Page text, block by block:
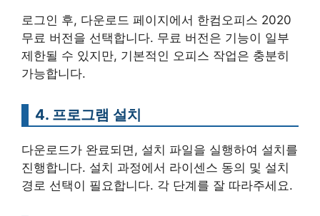
로그인 후, 다운로드 페이지에서 한컴오피스 2020
무료 버전을 선택합니다. 무료 버전은 기능이 일부
제한될 수 있지만, 기본적인 오피스 작업은 충분히
가능합니다.
4. 프로그램 설치
다운로드가 완료되면, 설치 파일을 실행하여 설치를
진행합니다. 설치 과정에서 라이센스 동의 및 설치
경로 선택이 필요합니다. 각 단계를 잘 따라주세요.